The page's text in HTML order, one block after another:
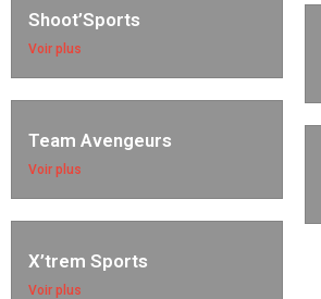
Shoot’Sports
Voir plus
Team Avengeurs
Voir plus
X’trem Sports
Voir plus